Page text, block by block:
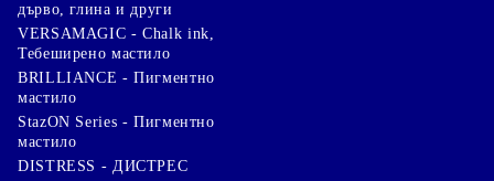
дърво, глина и други
VERSAMAGIC - Chalk ink,
Тебеширено мастило
BRILLIANCE - Пигментно
мастило
StazON Series - Пигментно
мастило
DISTRESS - ДИСТРЕС